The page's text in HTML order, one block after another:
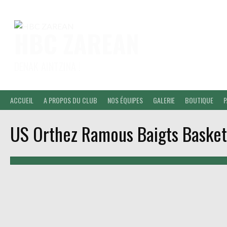
contenu
ACCUEIL A PROPOS DU CLUB NOS ÉQUIPES GALERIE BOUTIQUE
US Orthez Ramous Baigts Basket